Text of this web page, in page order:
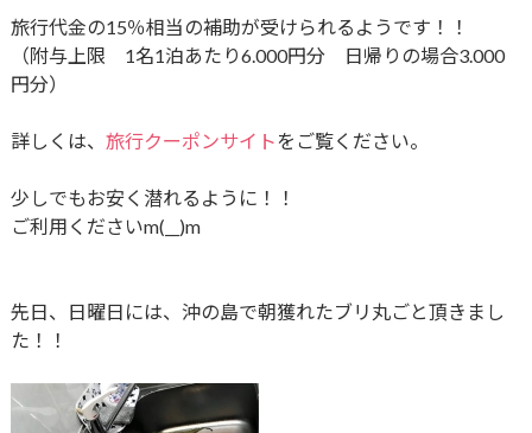
旅行代金の15％相当の補助が受けられるようです！！
（附与上限 1名1泊あたり6.000円分 日帰りの場合3.000
円分）
詳しくは、 旅行クーポンサイトをご覧ください。
少しでもお安く潜れるように！！
ご利用くださいm(__)m
先日、日曜日には、沖の島で朝獲れたブリ丸ごと頂きまし
た！！